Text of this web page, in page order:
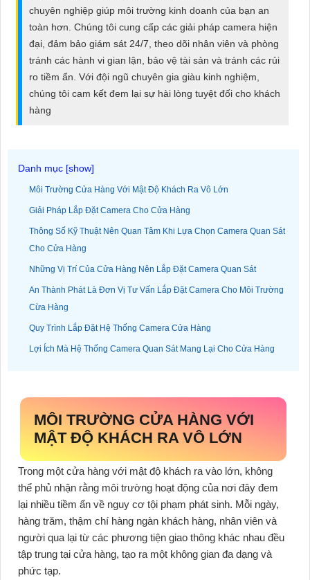
PHỤ
KIỆN
CAMERA
DỊCH
chuyên nghiệp giúp môi trường kinh doanh của bạn an
toàn hơn. Chúng tôi cung cấp các giải pháp camera hiện
đại, đảm bảo giám sát 24/7, theo dõi nhân viên và phòng
tránh các hành vi gian lận, bảo vệ tài sản và tránh các rủi
ro tiềm ẩn. Với đội ngũ chuyên gia giàu kinh nghiệm,
chúng tôi cam kết đem lại sự hài lòng tuyệt đối cho khách
hàng
Môi Trường Cửa Hàng Với Mật Độ Khách Ra Vô Lớn
Giải Pháp Lắp Đặt Camera Cho Cửa Hàng
Thông Số Kỹ Thuật Nên Quan Tâm Khi Lựa Chọn Camera Quan Sát
Cho Cửa Hàng
Những Vị Trí Của Cửa Hàng Nên Lắp Đặt Camera Quan Sát
An Thành Phát Là Đơn Vị Tư Vấn Lắp Đặt Camera Cho Môi Trường
Cừa Hàng
Quy Trình Lắp Đặt Hệ Thống Camera Cửa Hàng
Lợi Ích Mà Hệ Thống Camera Quan Sát Mang Lại Cho Cửa Hàng
MÔI TRƯỜNG CỬA HÀNG VỚI
MẬT ĐỘ KHÁCH RA VÔ LỚN
Trong một cửa hàng với mật độ khách ra vào lớn, không
thể phủ nhận rằng môi trường hoạt động của nơi đây đem
lại nhiều tiềm ẩn về nguy cơ tội phạm phát sinh. Mỗi ngày,
hàng trăm, thậm chí hàng ngàn khách hàng, nhân viên và
người qua lại từ các phương tiện giao thông khác nhau đều
tập trung tại cửa hàng, tạo ra một không gian đa dạng và
phức tạp.